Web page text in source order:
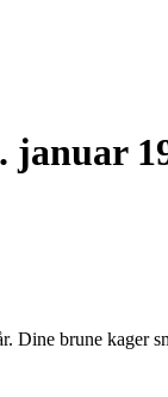
januar
Dine brune kager